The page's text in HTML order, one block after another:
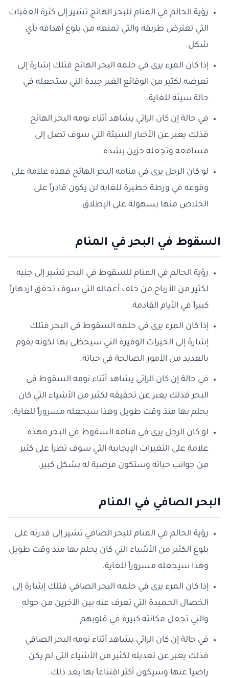
رؤية الحالم في المنام للبحر الهائج تشير إلى كثرة العقبات
التي تعترض طريقه والتي تمنعه من بلوغ أهدافه بأي
شكل.
إذا كان المرء يرى في حلمه البحر الهائج فتلك إشارة إلى
تعرضه لكثير من الوقائع الغير جيدة التي ستجعله في
حالة سيئة للغاية.
في حالة إن كان الرائي يشاهد أثناء نومه البحر الهائج
فذلك يعبر عن الأخبار السيئة التي سوف تصل إلى
مسامعه وتجعله حزين بشدة.
لو كان الرجل يرى في منامه البحر الهائج فهذه علامة على
وقوعه في ورطة خطيرة للغاية لن يكون قادراً على
الخلاص منها بسهولة على الإطلاق.
السقوط في البحر في المنام
رؤية الحالم في المنام للسقوط في البحر تشير إلى جنيه
لكثير من الأرباح من خلف أعماله التي سوف تحقق ازدهاراً
كبيراً في الأيام القادمة.
إذا كان المرء يرى في حلمه السقوط في البحر فتلك
إشارة إلى الخيرات الوفيرة التي سيحظى بها لكونه يقوم
بالعديد من الأمور الصالحة في حياته.
في حالة إن كان الرائي يشاهد أثناء نومه السقوط في
البحر فذلك يعبر عن تحقيقه لكثير من الأشياء التي كان
يحلم بها منذ وقت طويل وهذا سيجعله مسروراً للغاية.
لو كان الرجل يرى في منامه السقوط في البحر فهذه
علامة على التغيرات الإيجابية التي سوف تطرأ على كثير
من جوانب حياته وستكون مرضية له بشكل كبير.
البحر الصافي في المنام
رؤية الحالم في المنام للبحر الصافي تشير إلى قدرته على
بلوغ الكثير من الأشياء التي كان يحلم بها منذ وقت طويل
وهذا سيجعله مسروراً للغاية.
إذا كان المرء يرى في حلمه البحر الصافي فتلك إشارة إلى
الخصال الحميدة التي تعرف عنه بين الآخرين من حوله
والتي تجعل مكانته كبيرة في قلوبهم.
في حالة إن كان الرائي يشاهد أثناء نومه البحر الصافي
فذلك يعبر عن تعديله لكثير من الأشياء التي لم يكن
راضياً عنها وسيكون أكثر اقتناعاً بها بعد ذلك.